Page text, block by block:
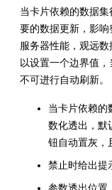
当卡片依赖的数据
要的数据更新，影
服务器性能，观远
以设置一个边界值
不可进行自动刷新。
当卡片依赖的
数化透出，默
钮自动置灰，
禁止时给出提